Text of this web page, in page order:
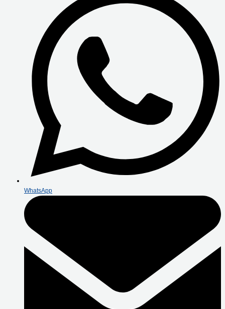
WhatsApp